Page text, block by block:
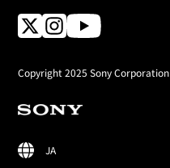
Copyright 2025 Sony Corporation
JA